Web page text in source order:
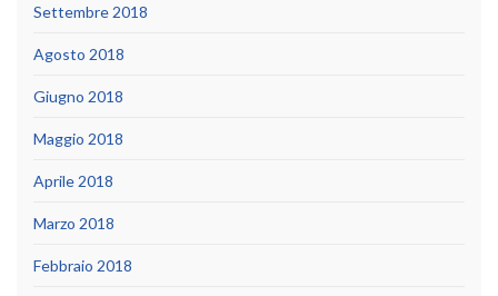
Settembre 2018
Agosto 2018
Giugno 2018
Maggio 2018
Aprile 2018
Marzo 2018
Febbraio 2018